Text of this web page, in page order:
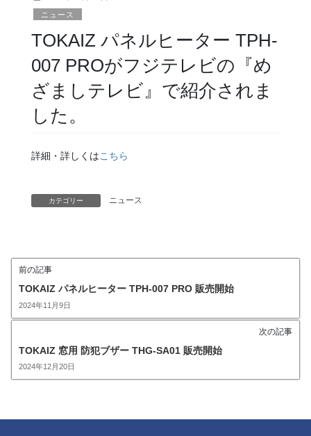
ニュース
TOKAIZ パネルヒーター TPH-
007 PROがフジテレビの『め
ざましテレビ』で紹介されま
した。
詳細・詳しくはこちら
カテゴリー ニュース
前の記事
TOKAIZ パネルヒーター TPH-007 PRO 販売開始
2024年11月9日
次の記事
TOKAIZ 窓用 防犯ブザー THG-SA01 販売開始
2024年12月20日